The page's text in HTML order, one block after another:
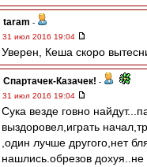
taram -
31 июл 2016 19:04
Уверен, Кеша скоро
Спартачек-Казачек! -
31 июл 2016 19:04
Сука везде говно
выздоровел,играть
,один лучше другого,нет
нашлись.обрезов